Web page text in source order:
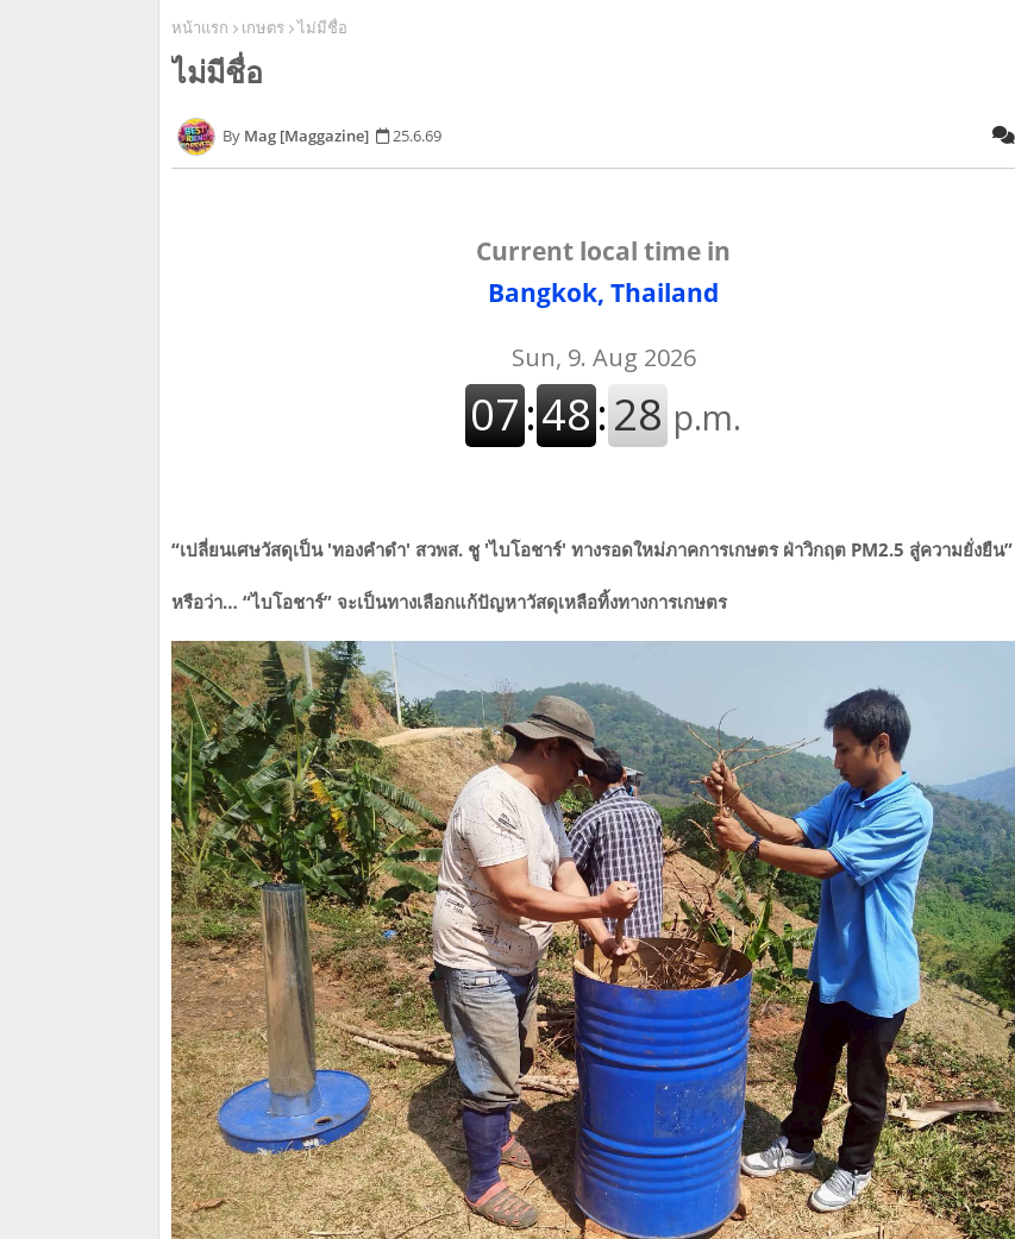
หน้าแรก เกษตร ไม่มีชื่อ
ไม่มีชื่อ
Mag [Maggazine] 25.6.69
Current local time in
Bangkok, Thailand
​“เปลี่ยนเศษวัสดุเป็น 'ทองคำดำ' สวพส. ชู 'ไบโอชาร์' ทางรอดใหม่ภาคการเกษตร ฝ่าวิกฤต PM2.5 สู่ความยั่งยืน”
หรือว่า… “ไบโอชาร์” จะเป็นทางเลือกแก้ปัญหาวัสดุเหลือทิ้งทางการเกษตร